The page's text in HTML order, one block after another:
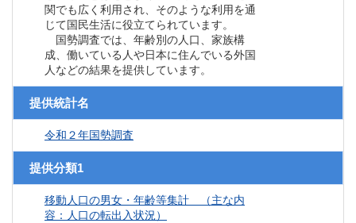
関でも広く利用され、そのような利用を通
じて国民生活に役立てられています。
国勢調査では、年齢別の人口、家族構
成、働いている人や日本に住んでいる外国
人などの結果を提供しています。
提供統計名
令和２年国勢調査
提供分類1
移動人口の男女・年齢等集計 （主な内
容：人口の転出入状況）